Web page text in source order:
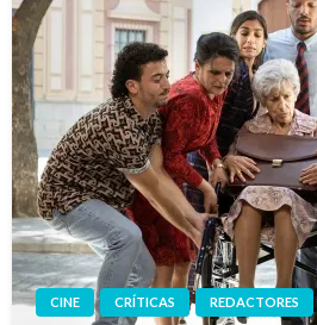
CINE CRÍTICAS REDACTORES